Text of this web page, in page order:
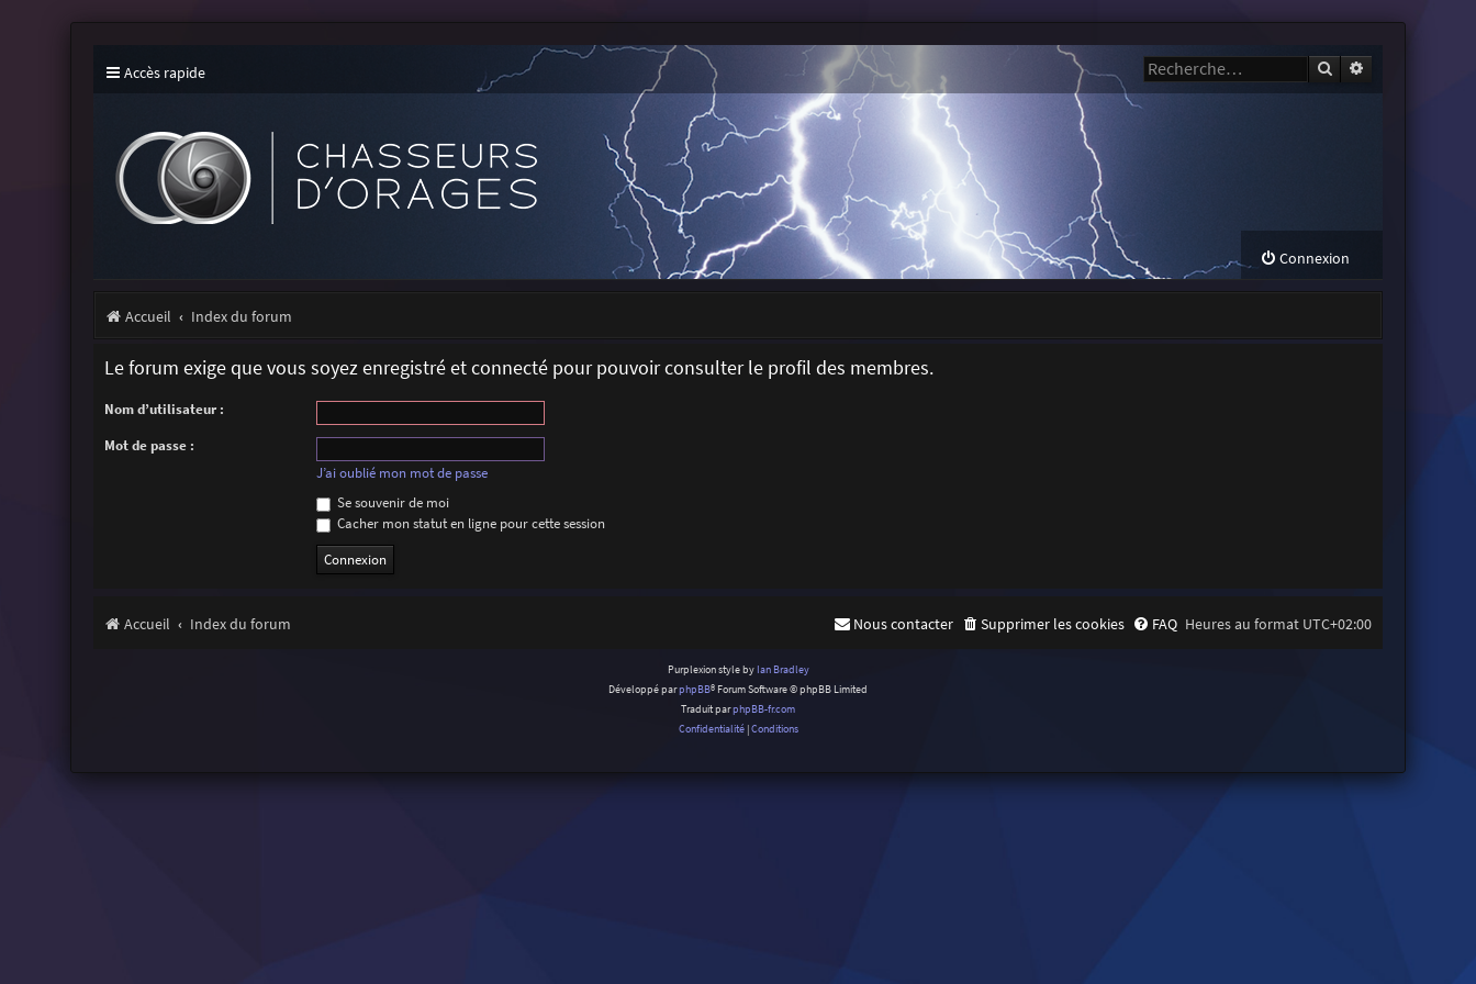
Accès rapide Rechercher
Connexion
Accueil Index du forum
Le forum exige que vous soyez enregistré et connecté pour pouvoir consulter le profil des membres.
Nom d’utilisateur :
Mot de passe :
J’ai oublié mon mot de passe
Se souvenir de moi
Cacher mon statut en ligne pour cette session
Accueil Index du forum Heures au format UTC+02:00
FAQ
Supprimer les cookies
Nous contacter
Purplexion style by Ian Bradley
Développé parphpBB® Forum Software © phpBB Limited
Traduit parphpBB-fr.com
Confidentialité|Conditions